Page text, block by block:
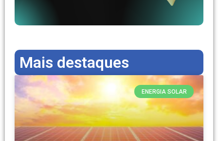
Mais destaques
ENERGIA SOLAR